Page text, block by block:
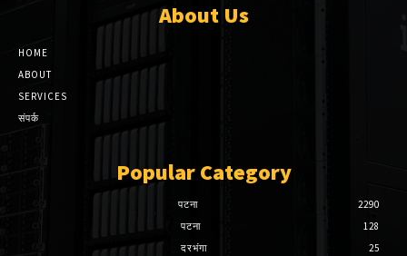
About Us
HOME
ABOUT
SERVICES
संपर्क
Popular Category
पटना
2290
पटना
128
दरभंगा
25